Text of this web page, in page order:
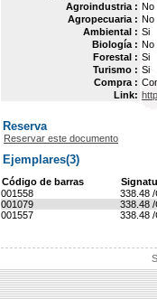
Agroindustria : No
Agropecuaria : No
Ambiental : Si
Biología : No
Forestal : Si
Turismo : Si
Compra :
Link:
Reserva
Reservar este documento
Ejemplares(3)
Código de barras
001558
338.48
001079
338.48 /
001557
338.48